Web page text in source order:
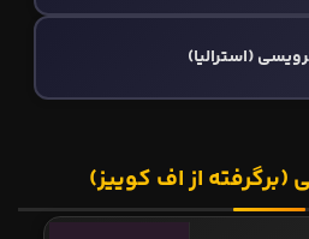
(استرالیا)
از اف کوییز)